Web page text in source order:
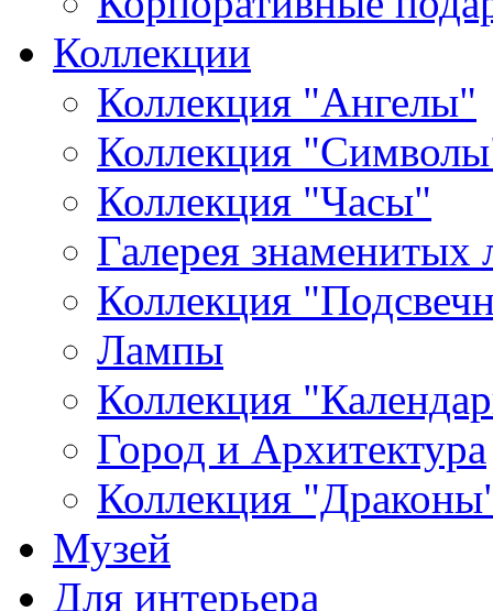
Коллекции
Коллекция "Ангелы"
Коллекция
Коллекция "Часы"
Галерея знаменитых
Коллекция
Лампы
Коллекция
Город и Архитектура
Коллекция
Музей
Для интерьера